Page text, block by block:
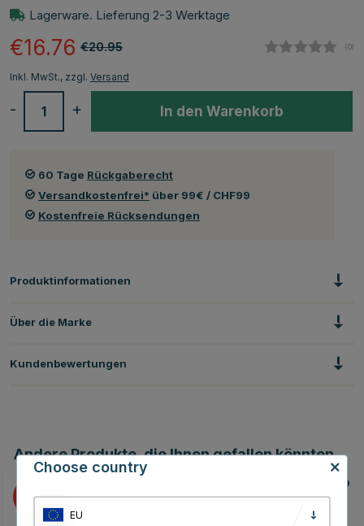
Lagerware. Lieferung 2-3 Werktage
€20.95
€16.76 (0)
Inkl. MwSt., zzgl. Versand
+
- In den Warenkorb
60 Tage Rückgaberecht
Versandkostenfrei* über 99€ / CHF99
Kostenfreie Rücksendungen
Produktinformationen
Über die Marke
Kundenbewertungen
Andere Produkte, die Ihnen gefallen könnten
20 20
Choose country
EU